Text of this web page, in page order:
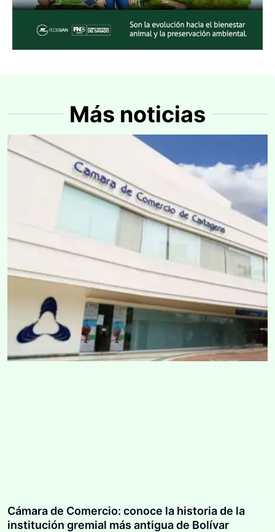
Más noticias
Cámara de Comercio: conoce la historia de la
institución gremial más antigua de Bolívar